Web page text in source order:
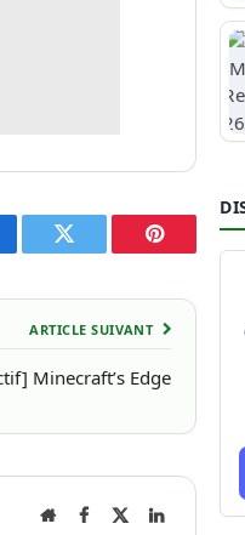
Twitter Pinterest
ARTICLE SUIVANT
Minecraft’s Edge
Site Facebook
X
LinkedIn